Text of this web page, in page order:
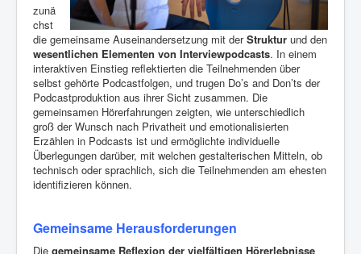
zunä
chst
die gemeinsame Auseinandersetzung mit derStruktur und den
wesentlichen Elementen von Interviewpodcasts. In einem
interaktiven Einstieg reflektierten die Teilnehmenden über
selbst gehörte Podcastfolgen, und trugen Do’s and Don’ts der
Podcastproduktion aus ihrer Sicht zusammen. Die
gemeinsamen Hörerfahrungen zeigten, wie unterschiedlich
groß der Wunsch nach Privatheit und emotionalisierten
Erzählen in Podcasts ist und ermöglichte individuelle
Überlegungen darüber, mit welchen gestalterischen Mitteln, ob
technisch oder sprachlich, sich die Teilnehmenden am ehesten
identifizieren können.
Gemeinsame Herausforderungen
Die gemeinsame Reflexion der vielfältigen Hörerlebnisse